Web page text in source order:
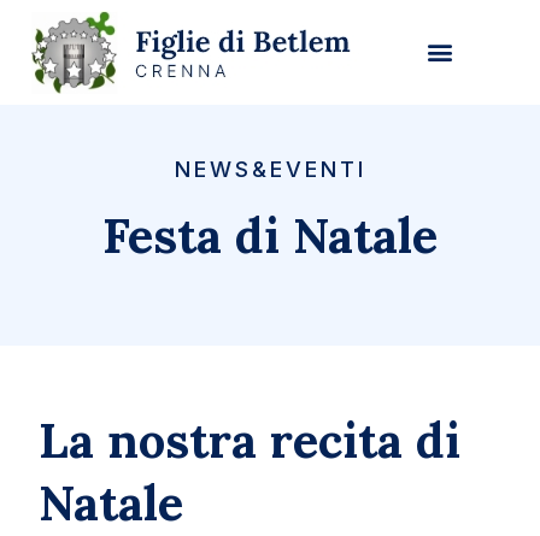
NEWS&EVENTI
Festa di Natale
La nostra recita di
Natale